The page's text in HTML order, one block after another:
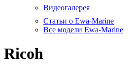
Видеогалерея
Статьи о Ewa-Marine
Все модели Ewa-Marine
Ricoh